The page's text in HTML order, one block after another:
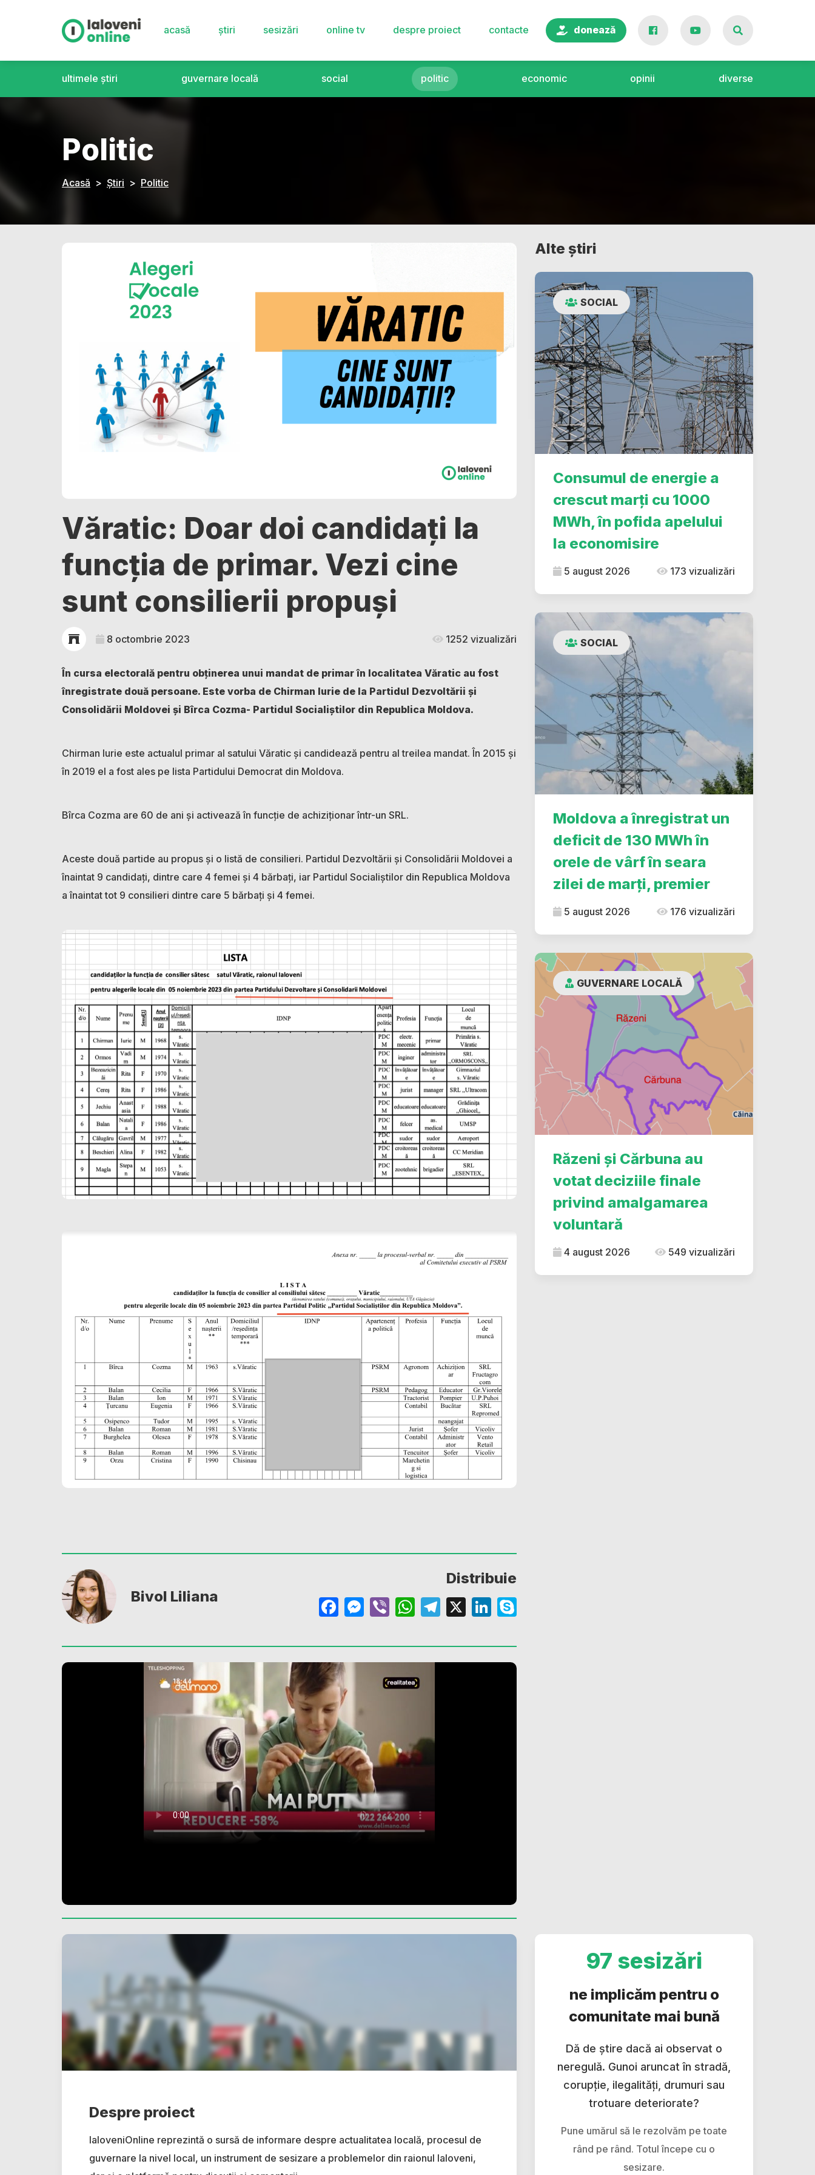
acasă știri sesizări online tv despre proiect contacte donează
ultimele știri guvernare locală social politic economic opinii diverse
Politic
Acasă Știri Politic
Văratic: Doar doi candidați la
funcția de primar. Vezi cine
sunt consilierii propuși
8 octombrie 2023 1252 vizualizări
În cursa electorală pentru obținerea unui mandat de primar în localitatea Văratic au fost
înregistrate două persoane. Este vorba de Chirman Iurie de la Partidul Dezvoltării şi
Consolidării Moldovei și Bîrca Cozma- Partidul Socialiștilor din Republica Moldova.
Chirman Iurie este actualul primar al satului Văratic și candidează pentru al treilea mandat. În 2015 și
în 2019 el a fost ales pe lista Partidului Democrat din Moldova.
Bîrca Cozma are 60 de ani și activează în funcție de achiziționar într-un SRL.
Aceste două partide au propus și o listă de consilieri. Partidul Dezvoltării şi Consolidării Moldovei a
înaintat 9 candidați, dintre care 4 femei și 4 bărbați, iar Partidul Socialiștilor din Republica Moldova
a înaintat tot 9 consilieri dintre care 5 bărbați și 4 femei.
Bivol Liliana
Distribuie
Facebook
Messenger
ViberWhatsApp
Telegram
X LinkedIn
Alte știri
SOCIAL
Consumul de energie a
crescut marți cu 1000
MWh, în pofida apelului
la economisire
5 august 2026 173 vizualizări
SOCIAL
Moldova a înregistrat un
deficit de 130 MWh în
orele de vârf în seara
zilei de marți, premier
5 august 2026 176 vizualizări
GUVERNARE LOCALĂ
Răzeni și Cărbuna au
votat deciziile finale
privind amalgamarea
voluntară
4 august 2026 549 vizualizări
Despre proiect
IaloveniOnline reprezintă o sursă de informare despre actualitatea locală, procesul de
guvernare la nivel local, un instrument de sesizare a problemelor din raionul Ialoveni,
97 sesizări
ne implicăm pentru o
comunitate mai bună
Dă de știre dacă ai observat o
neregulă. Gunoi aruncat în stradă,
corupție, ilegalități, drumuri sau
trotuare deteriorate?
Pune umărul să le rezolvăm pe toate
rând pe rând. Totul începe cu o
sesizare.